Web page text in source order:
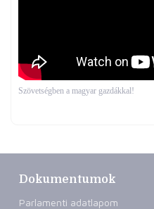
Szövetségben a magyar gazdákkal!
Dokumentumok
Parlamenti adatlapom